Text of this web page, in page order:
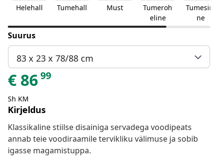
Helehall Tumehall Must
Tumeroh
eline
Tumesini
ne
Suurus
83 x 23 x 78/88 cm
€ 8699
Sh KM
Kirjeldus
Klassikaline stiilse disainiga servadega voodipeats
annab teie voodiraamile tervikliku välimuse ja sobib
igasse magamistuppa.